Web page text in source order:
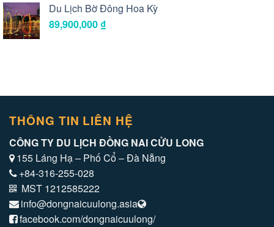
Du Lịch Bờ Đông Hoa Kỳ
89,900,000 ₫
THÔNG TIN LIÊN HỆ
CÔNG TY DU LỊCH ĐỒNG NAI CỬU LONG
155 Láng Hạ – Phố Cổ – Đà Nẵng
+84-316-255-028
MST 1212585222
info@dongnaicuulong.asia
facebook.com/dongnaicuulong/